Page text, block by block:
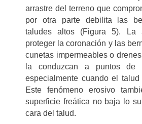
arrastre del terreno que
por otra parte debilita las
taludes altos (Figura 5). La
proteger la coronación y las
cunetas impermeables o
la conduzcan a puntos de
especialmente cuando el
Este fenómeno erosivo
superficie freática no baja lo
cara del talud.